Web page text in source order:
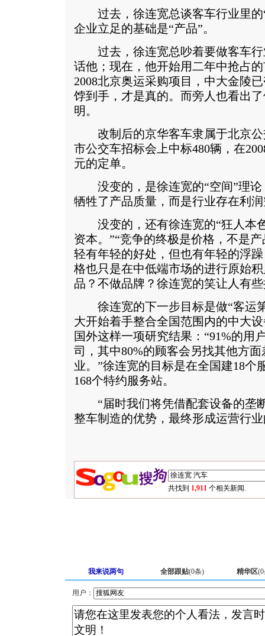
过去，徐连宽总谈客车行业里的
企业立足的基础是“产品”。
过去，徐连宽总吵着要做客车行
话他；现在，他开始用二年中抢占
2008北京奥运采购项目，中大金陵
饽到手，才是真的。而旁人也看出
明。
改制后的京华客车隶属于北京公
市公交车招标会上中标480辆，在
元的定单。
没变的，是徐连宽的“空间”理论
牺牲了产品质量，而是行业存在利
没变的，还有徐连宽的“狂人本
资本。”“竞争的终极是价格，不是
轻有年轻的好处，但也有年轻的浮
格也只是在中低端市场的进行原始
品？不做品牌？徐连宽的笑让人有
徐连宽的下一步目标是做“客运
大开始着手整合全国范围内的中大
国外这样一项研究结果：“91%的用
司，其中80%的顾客会另找其他方
业。”徐连宽的目标是在全国建18个
168个特约服务站。
“届时我们将凭借配套设备的垄
整车制造的优势，最终形成运营行
共找到 1,911 个相关新闻.
我来说两句 全部跟贴(0条) 精华区(0
用户：